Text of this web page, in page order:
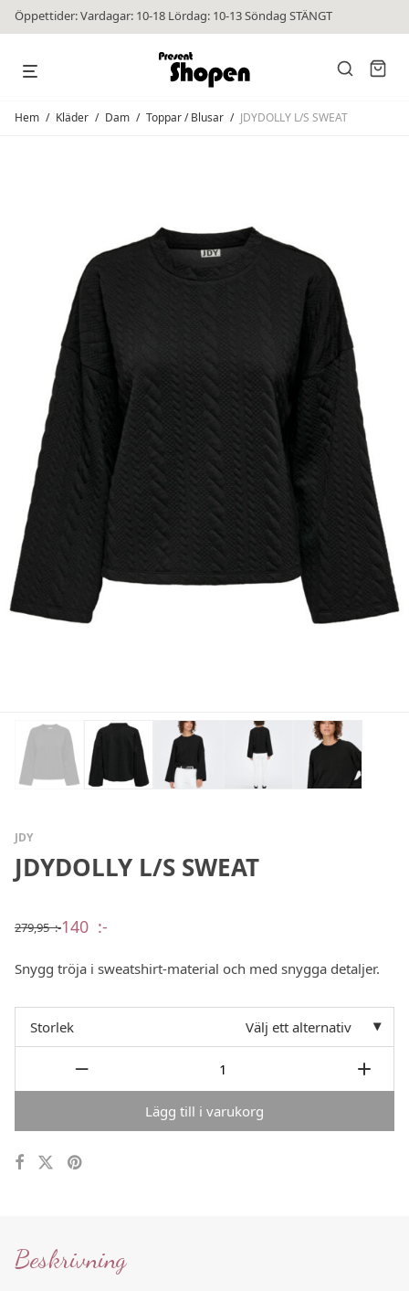
Öppettider: Vardagar: 10-18 Lördag: 10-13 Söndag STÄNGT
Hem / Kläder / Dam / Toppar / Blusar / JDYDOLLY L/S SWEAT
JDY
JDYDOLLY L/S SWEAT
279,95:-
Det
var:
140 :-
Det
är:
Snygg tröja i sweatshirt-material och med snygga detaljer.
Storlek Välj ett alternativ
Lägg till i varukorg
Beskrivning